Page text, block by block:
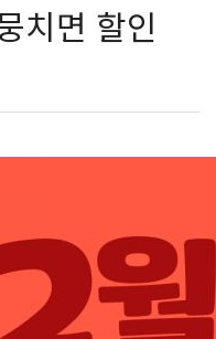
치면 할인